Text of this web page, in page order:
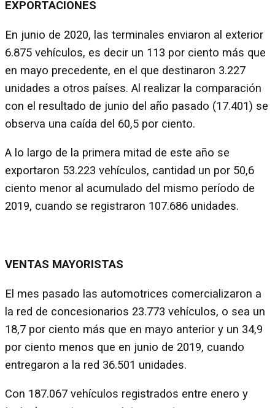
EXPORTACIONES
En junio de 2020, las terminales enviaron al exterior
6.875 vehículos, es decir un 113 por ciento más que
en mayo precedente, en el que destinaron 3.227
unidades a otros países. Al realizar la comparación
con el resultado de junio del año pasado (17.401) se
observa una caída del 60,5 por ciento.
A lo largo de la primera mitad de este año se
exportaron 53.223 vehículos, cantidad un por 50,6
ciento menor al acumulado del mismo período de
2019, cuando se registraron 107.686 unidades.
VENTAS MAYORISTAS
El mes pasado las automotrices comercializaron a
la red de concesionarios 23.773 vehículos, o sea un
18,7 por ciento más que en mayo anterior y un 34,9
por ciento menos que en junio de 2019, cuando
entregaron a la red 36.501 unidades.
Con 187.067 vehículos registrados entre enero y